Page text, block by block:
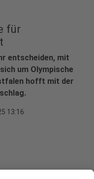
für
entscheiden, mit
um Olympische
hofft mit der
13:16